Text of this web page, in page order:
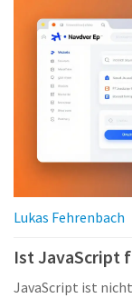
Lukas Fehrenbach
Ist JavaScript
JavaScript ist